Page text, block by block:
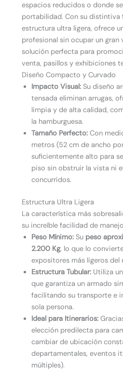
espacios reducidos o donde
portabilidad. Con su distintiva
estructura ultra ligera, ofrece
profesional sin ocupar un gran
solución perfecta para
venta, pasillos y exhibiciones
Diseño Compacto y Curvado
Impacto Visual: Su diseño
tensada eliminan arrugas,
limpia y de alta calidad,
la hamburguesa.
Tamaño Perfecto: Con
metros (52 cm de ancho
suficientemente alto para
piso sin obstruir la vista ni
concurridos.
Estructura Ultra Ligera
La característica más
su increíble facilidad de
Peso Mínimo: Su peso
2.200 Kg, lo que lo
expositores más ligeros del
Estructura Tubular: Utiliza
que garantiza un armado
facilitando su transporte e
sola persona.
Ideal para Itinerarios:
elección predilecta para
cambiar de ubicación
departamentales, eventos
múltiples).